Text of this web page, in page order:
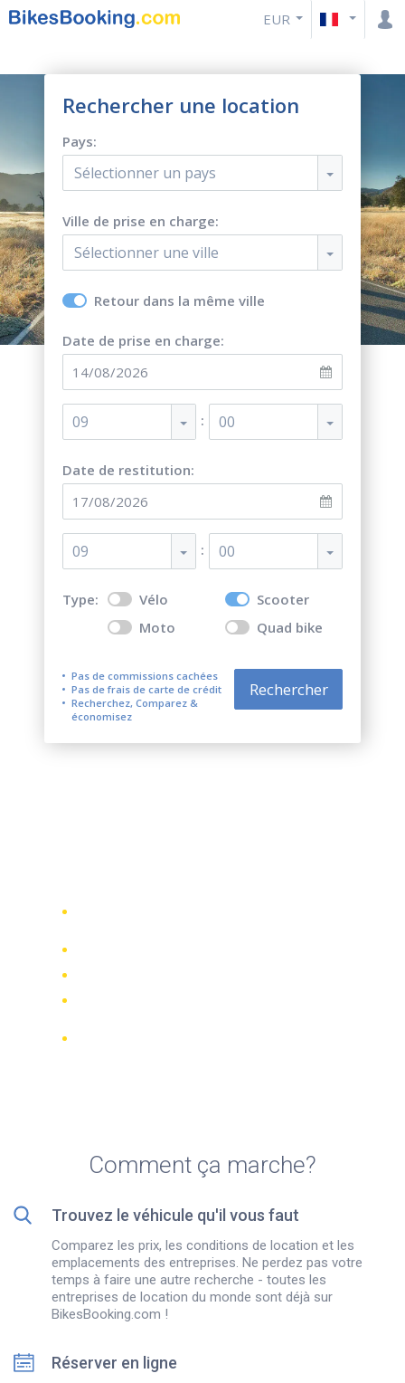
EUR
Rechercher une location
Pays:
Sélectionner un pays
Ville de prise en charge:
Sélectionner une ville
Retour dans la même ville
Date de prise en charge:
09 : 00
Date de restitution:
09 : 00
Type: Vélo
Scooter
Moto
Quad bike
Pas de commissions cachées
Pas de frais de carte de crédit
Recherchez, Comparez &
économisez
Rechercher
Comment ça marche?
Trouvez le véhicule qu'il vous faut
Comparez les prix, les conditions de location et les
emplacements des entreprises. Ne perdez pas votre
temps à faire une autre recherche - toutes les
entreprises de location du monde sont déjà sur
BikesBooking.com !
Réserver en ligne